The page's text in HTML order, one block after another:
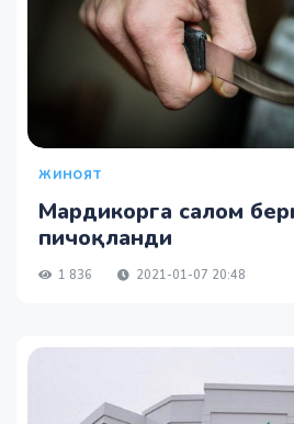
ЖИНОЯТ
Мардикорга салом
пичоқланди
1 836 2021-01-07 20:48